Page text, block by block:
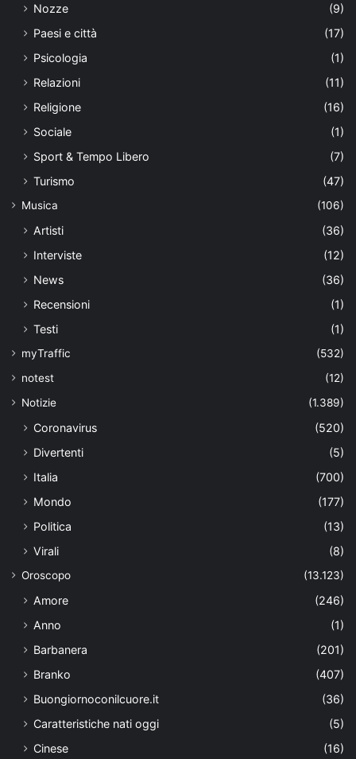
Nozze
(9)
Paesi e città
(17)
Psicologia
(1)
Relazioni
(11)
Religione
(16)
Sociale
(1)
Sport & Tempo Libero
(7)
Turismo
(47)
Musica (106)
Artisti
(36)
Interviste
(12)
News
(36)
Recensioni
(1)
Testi
(1)
myTraffic
(532)
notest
(12)
Notizie
(1.389)
Coronavirus
(520)
Divertenti
(5)
Italia
(700)
Mondo
(177)
Politica
(13)
Virali
(8)
Oroscopo (13.123)
Amore
(246)
Anno
(1)
Barbanera
(201)
Branko
(407)
Buongiornoconilcuore.it
(36)
Caratteristiche nati oggi
(5)
Cinese
(16)